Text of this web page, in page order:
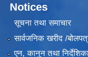
Notices
सूचना तथा समाचार
सार्वजनिक खरीद /
एन, कानुन तथा